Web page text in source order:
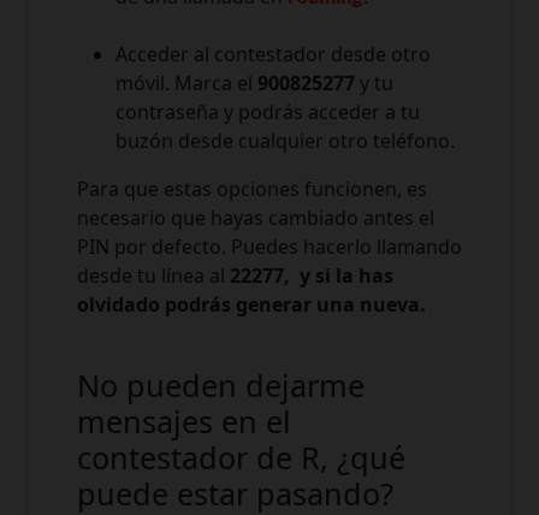
Acceder al contestador desde otro
móvil. Marca el 900825277 y tu
contraseña y podrás acceder a tu
buzón desde cualquier otro teléfono.
Para que estas opciones funcionen, es
necesario que hayas cambiado antes el
PIN por defecto. Puedes hacerlo llamando
desde tu línea al 22277, y si la has
olvidado podrás generar una nueva.
No pueden dejarme
mensajes en el
contestador de R, ¿qué
puede estar pasando?